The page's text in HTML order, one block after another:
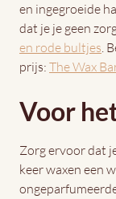
en ingegroeide
dat je je geen
en rode bultjes.
prijs: The Wax
Voor
Zorg ervoor dat
keer waxen een